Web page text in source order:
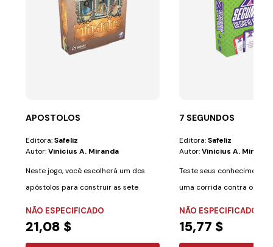
APOSTOLOS
Editora:Safeliz
Autor:Vinicius A. Miranda
Neste jogo, você escolherá um dos
apóstolos para construir as sete
NÃO ESPECIFICADO
21,08 $
7 SEGUNDOS
Editora:Safeliz
Autor:Vinicius A. Miranda
Teste seus
uma corrida contra o
NÃO ESPECIFICADO
15,77 $